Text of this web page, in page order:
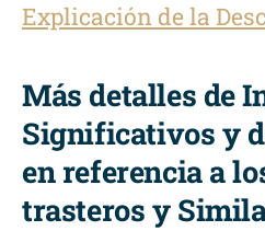
Explicación de la
Más detalles de
Significativos y
en referencia a
trasteros y